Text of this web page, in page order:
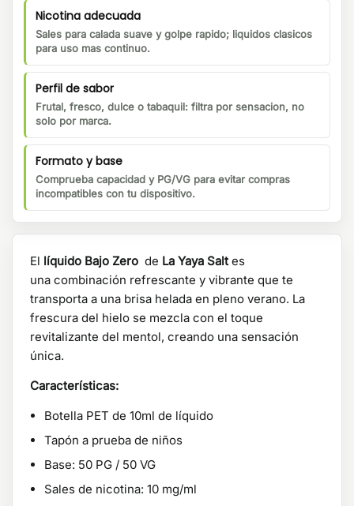
Nicotina adecuada
Sales para calada suave y golpe rapido; liquidos clasicos
para uso mas continuo.
Perfil de sabor
Frutal, fresco, dulce o tabaquil: filtra por sensacion, no
solo por marca.
Formato y base
Comprueba capacidad y PG/VG para evitar compras
incompatibles con tu dispositivo.
El líquido Bajo Zero de La Yaya Saltes
una combinación refrescante y vibrante que te
transporta a una brisa helada en pleno verano. La
frescura del hielo se mezcla con el toque
revitalizante del mentol, creando una sensación
única.
Características:
Botella PET de 10ml de líquido
Tapón a prueba de niños
Base: 50 PG / 50 VG
Sales de nicotina: 10 mg/ml